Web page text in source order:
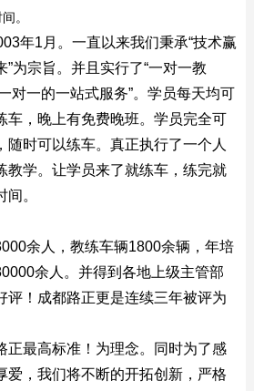
。
年1月。一直以来我们秉承“技术赢
”为宗旨 。并且实行了“一对一教
对一的一站式服务”。学员每天均可
车，晚上有免费晚班。学员完全可
随时可以练车。真正执行了一个人
教学。让学员来了就练车，练完就
。
余人，教练车辆1800余辆，年培
余人。并得到各地上级主管部
评！成都路正更是连续三年被评为
最高标准！为理念。同时为了感
爱，我们将不断的开拓创新，严格